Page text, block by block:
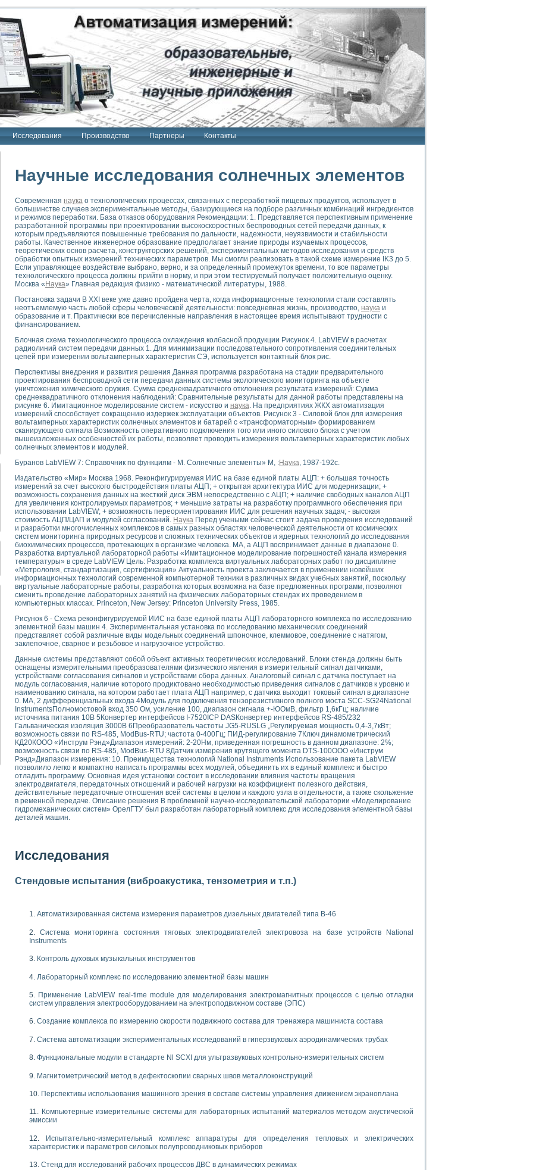
Исследования Производство Партнеры Контакты
"Сигнал-USB"
Интроскан
система
USB"
терапии серии СКАН
тензометрия и т.п.)
измерения параметров дизельных двигателей типа В-46
тяговых электродвигателей электровоза на базе устройств National Instruments
инструментов
элементной базы машин
module для моделирования электромагнитных процессов с целью отладки систем управления электрооборудованием на электроподвижном составе
скорости подвижного состава для тренажера машиниста состава
исследований в гиперзвуковых аэродинамических трубах
Nl SCXI для ультразвуковых контрольно-измерительных систем
сварных швов металлоконструкций
зрения в составе системы управления движением экраноплана
системы для лабораторных испытаний материалов методом акустической эмиссии
комплекс аппаратуры для определения тепловых и электрических характеристик и параметров силовых полупроводниковых приборов
процессов ДВС в динамических режимах
систем передачи данных
для исследования АЧХ и ФЧХ активных фильтров
для исследования параметров двухполюсников резонансным методом
операционных усилителей с применением аппаратно-программных средств NATIONAL INSTRUMENTS
на основе цифровой обработки выборок мгновенных значений
выравнивания электрических каналов
компенсации эхо-сигналов
математического моделирования сверхширокополосного стробоскопического осциллографа и исследования методов расширения его полосы
измерителя ВАХ фотоэлементов на базе виртуальных средств измерений
генератора сигналов - имитатора джиттера и измерителя параметров джиттера
исследование линейных антенн и антенных решеток в учебной лаборатории средствами LabVIEW
модуля с высоким разрешением для создания SPICE- модели импульсного сигнала
радиолокационного сигнала и его FFT анализ в программной среде Lab VIEW 7.1
уравнений состояния для исследования переходных процессов в среде LabVIEW
для устройства сбора данных NI USB-6009
стенда для измерения относительного остаточного электросопротивления (RRR) сверхпроводников
построения картины возбуждения комбинационных колебаний в пространстве Ван Дер Поля
показателей качества электрической энергии
управления источником питания PSP 2010 фирмы GW INSTEK
амперных характеристик солнечных модулей на базе USB-6008
нано-, фемто-, биотехнологии и мехатроника
по измерению временных характеристик реверсивных сред
комплекс на базе LabVIEW для исследования наноструктур
и оптимизации тепловой обработки биопродуктов с применением современных информационных технологий и программных средств
функциональных возможностей алгоритма полигармонической экстраполяции
экономичного виртуального полярографа на основе платы USB 6008 в среде LabVIEW
макрочастиц в упорядоченных плазменно-пылевых структурах
диагностики крови
дисперсных продуктов при обработке возмущениями давления
сверхпроводящим соленоидом с биквадрантным источником тока
экспериментальной физики на примере выдающихся экспериментов: самоорганизованная критичность
выпадения осадка в реальном времени
цвета модели CIE L*a*b с использованием LabVIEW
газовых пузырьков по данным эхолокационного зондирования с применением технологии виртуальных приборов
тиристорным электроприводом
INSTRUMENTS для автоматизации процесса очистки сточных вод в мембранном биореакторе
диагностики плазмы
дифракционные датчики малых перемещений и колебаний
свойств сегнетоэлектриков методом тепловых шумов
импедансный томограф на базе платы сбора данных PCI 6052E
механических свойств материалов в наношкале
металлообрабатывающих станков
процессов получения дисперсных продуктов на основе виртуальных приборов
зрения для контроля образцов
обучающих информационных систем и тренажеров для персонала химических предприятий
и защиты ускорителя ЛУЭ-200
процессом цементирования нефтегазовых скважин
с использованием среды графического программирования LabVIEW для моделирования типовых химико-технологических процессов
термотрансферной маркировки изделий
исследований на базе LabVIEW
для исследова¬ния электрофизических свойств аморфного гидрогенизированного карбида кремния (A-SIC:H)
Научные исследования солнечных элементов
Современная наука о технологических процессах, связанных с переработкой пищевых продуктов, использует в
большинстве случаев экспериментальные методы, базирующиеся на подборе различных комбинаций ингредиентов
и режимов переработки. База отказов оборудования Рекомендации: 1. Представляется перспективным применение
разработанной программы при проектировании высокоскоростных беспроводных сетей передачи данных, к
которым предъявляются повышенные требования по дальности, надежности, неуязвимости и стабильности
работы. Качественное инженерное образование предполагает знание природы изучаемых процессов,
теоретических основ расчета, конструкторских решений, экспериментальных методов исследования и средств
обработки опытных измерений технических параметров. Мы смогли реализовать в такой схеме измерение IK3 до 5.
Если управляющее воздействие выбрано, верно, и за определенный промежуток времени, то все параметры
технологического процесса должны прийти в норму, и при этом тестируемый получает положительную оценку.
Москва «Наука» Главная редакция физико - математической литературы, 1988.
Постановка задачи В XXI веке уже давно пройдена черта, когда информационные технологии стали составлять
неотъемлемую часть любой сферы человеческой деятельности: повседневная жизнь, производство, наука и
образование и т. Практически все перечисленные направления в настоящее время испытывают трудности с
финансированием.
Блочная схема технологического процесса охлаждения колбасной продукции Рисунок 4. LabVIEW в расчетах
радиолиний систем передачи данных 1. Для минимизации последовательного сопротивления соединительных
цепей при измерении вольтамперных характеристик СЭ, используется контактный блок рис.
Перспективы внедрения и развития решения Данная программа разработана на стадии предварительного
проектирования беспроводной сети передачи данных системы экологического мониторинга на объекте
уничтожения химического оружия. Сумма среднеквадратичного отклонения результата измерений: Сумма
среднеквадратичного отклонения наблюдений: Сравнительные результаты для данной работы представлены на
рисунке 6. Имитационное моделирование систем - искусство и наука . На предприятиях ЖКХ автоматизация
измерений способствует сокращению издержек эксплуатации объектов. Рисунок 3 - Силовой блок для измерения
вольтамперных характеристик солнечных элементов и батарей с «трансформаторным» формированием
сканирующего сигнала Возможность оперативного подключения того или иного силового блока с учетом
вышеизложенных особенностей их работы, позволяет проводить измерения вольтамперных характеристик любых
солнечных элементов и модулей.
Буранов LabVIEW 7: Справочник по функциям - М. Солнечные элементы» М, :Наука , 1987-192с.
Издательство «Мир» Москва 1968. Реконфигурируемая ИИС на базе единой платы АЦП: + большая точность
измерений за счет высокого быстродействия платы АЦП; + открытая архитектура ИИС для модернизации; +
возможность сохранения данных на жесткий диск ЭВМ непосредственно с АЦП; + наличие свободных каналов АЦП
для увеличения контролируемых параметров; + меньшие затраты на разработку программного обеспечения при
использовании LabVIEW; + возможность переориентирования ИИС для решения научных задач; - высокая
стоимость АЦП/ЦАП и модулей согласований. Наука Перед учеными сейчас стоит задача проведения исследований
и разработки многочисленных комплексов в самых разных областях человеческой деятельности от космических
систем мониторинга природных ресурсов и сложных технических объектов и ядерных технологий до исследования
биохимических процессов, протекающих в организме человека. МА, а АЦП воспринимает данные в диапазоне 0.
Разработка виртуальной лабораторной работы «Имитационное моделирование погрешностей канала измерения
температуры» в среде LabVIEW Цель: Разработка комплекса виртуальных лабораторных работ по дисциплине
«Метрология, стандартизация, сертификация» Актуальность проекта заключается в применении новейших
информационных технологий современной компьютерной техники в различных видах учебных занятий, поскольку
виртуальные лабораторные работы, разработка которых возможна на базе предложенных программ, позволяют
сменить проведение лабораторных занятий на физических лабораторных стендах их проведением в
компьютерных классах. Princeton, New Jersey: Princeton University Press, 1985.
Рисунок 6 - Схема реконфигурируемой ИИС на базе единой платы АЦП лабораторного комплекса по исследованию
элементной базы машин 4. Экспериментальная установка по исследованию механических соединений
представляет собой различные виды модельных соединений шпоночное, клеммовое, соединение с натягом,
заклепочное, сварное и резьбовое и нагрузочное устройство.
Данные системы представляют собой объект активных теоретических исследований. Блоки стенда должны быть
оснащены измерительными преобразователями физического явления в измерительный сигнал датчиками,
устройствами согласования сигналов и устройствами сбора данных. Аналоговый сигнал с датчика поступает на
модуль согласования, наличие которого продиктовано необходимостью приведения сигналов с датчиков к уровню и
наименованию сигнала, на котором работает плата АЦП например, с датчика выходит токовый сигнал в диапазоне
0. МА, 2 дифференциальных входа 4Модуль для подключения тензорезистивного полного моста SCC-SG24National
InstrumentsПолномостовой вход 350 Ом, усиление 100, диапазон сигнала +-ЮОмВ, фильтр 1,6кГц; наличие
источника питания 10В 5Конвертер интерфейсов I-7520ICP DASКонвертер интерфейсов RS-485/232
Гальваническая изоляция 3000В 6Преобразователь частоты JG5-RUSLG „Регулируемая мощность 0,4-3,7кВт;
возможность связи по RS-485, ModBus-RTU; частота 0-400Гц; ПИД-регулирование 7Ключ динамометрический
КД20КOOO «Инструм Рэнд»Диапазон измерений: 2-20Нм, приведенная погрешность в данном диапазоне: 2%;
возможность связи по RS-485, ModBus-RTU 8Датчик измерения крутящего момента DTS-100OOO «Инструм
Рэнд»Диапазон измерения: 10. Преимущества технологий National Instruments Использование пакета LabVIEW
позволило легко и компактно написать программы всех модулей, объединить их в единый комплекс и быстро
отладить программу. Основная идея установки состоит в исследовании влияния частоты вращения
электродвигателя, передаточных отношений и рабочей нагрузки на коэффициент полезного действия,
действительные передаточные отношения всей системы в целом и каждого узла в отдельности, а также скольжение
в ременной передаче. Описание решения В проблемной научно-исследовательской лаборатории «Моделирование
гидромеханических систем» ОрелГТУ был разработан лабораторный комплекс для исследования элементной базы
деталей машин.
Исследования
Стендовые испытания (виброакустика, тензометрия и т.п.)
Автоматизированная система измерения параметров дизельных двигателей типа В-46
Система мониторинга состояния тяговых электродвигателей электровоза на базе устройств National
Instruments
Контроль духовых музыкальных инструментов
Лабораторный комплекс по исследованию элементной базы машин
Применение LabVIEW real-time module для моделирования электромагнитных процессов с целью отладки
систем управления электрооборудованием на электроподвижном составе (ЭПС)
Создание комплекса по измерению скорости подвижного состава для тренажера машиниста состава
Система автоматизации экспериментальных исследований в гиперзвуковых аэродинамических трубах
Функциональные модули в стандарте Nl SCXI для ультразвуковых контрольно-измерительных систем
Магнитометрический метод в дефектоскопии сварных швов металлоконструкций
Перспективы использования машинного зрения в составе системы управления движением экраноплана
Компьютерные измерительные системы для лабораторных испытаний материалов методом акустической
эмиссии
Испытательно-измерительный комплекс аппаратуры для определения тепловых и электрических
характеристик и параметров силовых полупроводниковых приборов
Стенд для исследований рабочих процессов ДВС в динамических режимах